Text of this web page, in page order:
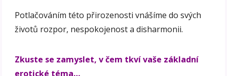
Potlačováním této přirozenosti vnášíme do svých
životů rozpor, nespokojenost a disharmonii.
Zkuste se zamyslet, v čem tkví vaše základní
erotické téma…